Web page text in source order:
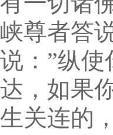
峡尊者答
说：”纵
达，如果
生关连的